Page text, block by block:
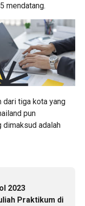
mendatang.
dari tiga kota yang
pun
dimaksud adalah
2023
Praktikum di